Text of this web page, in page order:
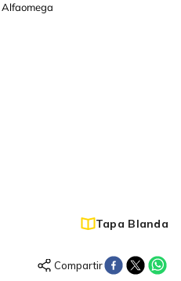
Alfaomega
Tapa Blanda